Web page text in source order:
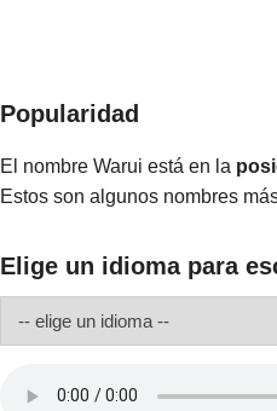
Popularidad
El nombre Warui está en la
Estos son algunos nombres
Elige un idioma para